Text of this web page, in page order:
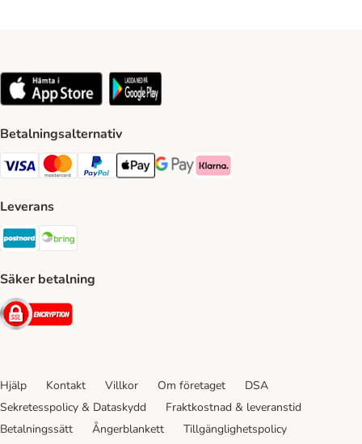
Betalningsalternativ
VISA Payment Method
Mastercard Payment Method
Paypal Payment Method
Apple Pay Payment Method
Google Pay Payment Method
Klarna Payment Method
Leverans
Postnord Shipping Method
Säker betalning
Security
Hjälp Kontakt Villkor Om företaget
DSA
Sekretesspolicy & Dataskydd
Fraktkostnad & leveranstid
Betalningssätt
Ångerblankett Tillgänglighetspolicy